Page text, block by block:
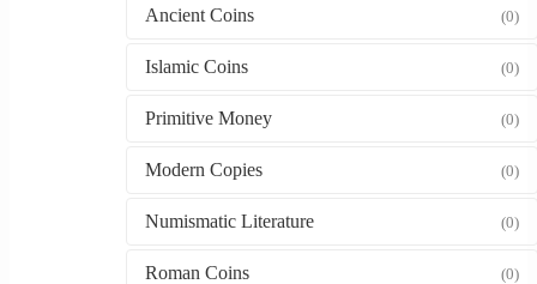
Ancient Coins (0)
Islamic Coins (0)
Primitive Money (0)
Modern Copies (0)
Numismatic Literature (0)
Roman Coins (0)